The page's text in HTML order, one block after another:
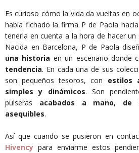
Es curioso cómo la vida da vueltas en
había fichado la firma P de Paola
tenerla en cuenta a la hora de hacer un
Nacida en Barcelona, P de Paola
una historia en un escenario donde
tendencia. En cada una de sus
son pequeños tesoros, con estilos
simples y dinámicos. Son
pulseras acabados a mano,
asequibles.
Así que cuando se pusieron en
Hivency para enviarme estos